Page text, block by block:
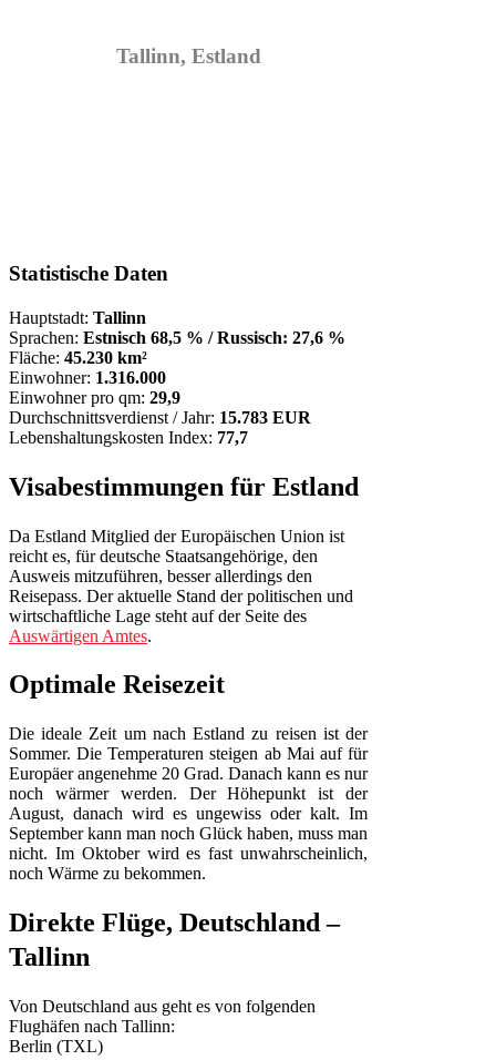
Tallinn, Estland
Statistische Daten
Hauptstadt: Tallinn
Sprachen: Estnisch 68,5 % / Russisch: 27,6 %
Fläche: 45.230 km²
Einwohner: 1.316.000
Einwohner pro qm: 29,9
Durchschnittsverdienst / Jahr: 15.783 EUR
Lebenshaltungskosten Index: 77,7
Visabestimmungen für Estland
Da Estland Mitglied der Europäischen Union ist
reicht es, für deutsche Staatsangehörige, den
Ausweis mitzuführen, besser allerdings den
Reisepass. Der aktuelle Stand der politischen und
wirtschaftliche Lage steht auf der Seite des
Auswärtigen Amtes.
Optimale Reisezeit
Die ideale Zeit um nach Estland zu reisen ist der
Sommer. Die Temperaturen steigen ab Mai auf für
Europäer angenehme 20 Grad. Danach kann es nur
noch wärmer werden. Der Höhepunkt ist der
August, danach wird es ungewiss oder kalt. Im
September kann man noch Glück haben, muss man
nicht. Im Oktober wird es fast unwahrscheinlich,
noch Wärme zu bekommen.
Direkte Flüge, Deutschland –
Tallinn
Von Deutschland aus geht es von folgenden
Flughäfen nach Tallinn:
Berlin (TXL)